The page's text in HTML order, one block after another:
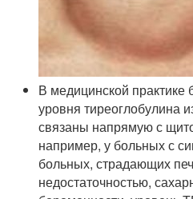
В медицинской
уровня тиреоглобулина
связаны напрямую с
например, у больных с
больных, страдающих
недостаточностью,